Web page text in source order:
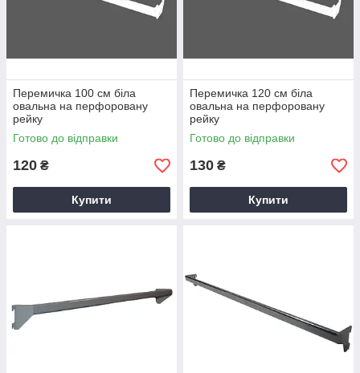
Перемичка 100 см біла
овальна на перфоровану
рейку
Готово до відправки
120 ₴
Купити
Перемичка 120 см біла
овальна на перфоровану
рейку
Готово до відправки
130 ₴
Купити